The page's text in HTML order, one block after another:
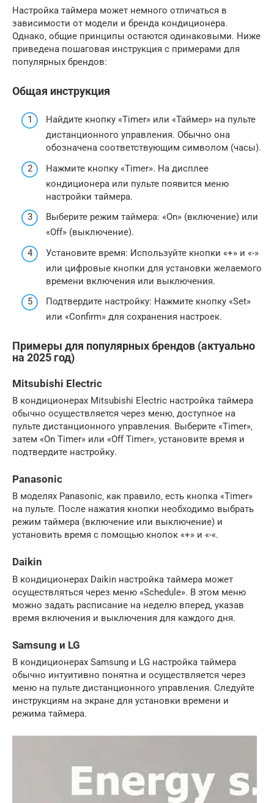
Настройка таймера может немного отличаться в
зависимости от модели и бренда кондиционера.
Однако‚ общие принципы остаются одинаковыми. Ниже
приведена пошаговая инструкция с примерами для
популярных брендов:
Общая инструкция
Найдите кнопку «Timer» или «Таймер» на пульте
дистанционного управления. Обычно она
обозначена соответствующим символом (часы).
Нажмите кнопку «Timer». На дисплее
кондиционера или пульте появится меню
настройки таймера.
Выберите режим таймера: «On» (включение) или
«Off» (выключение).
Установите время: Используйте кнопки «+» и «-»
или цифровые кнопки для установки желаемого
времени включения или выключения.
Подтвердите настройку: Нажмите кнопку «Set»
или «Confirm» для сохранения настроек.
Примеры для популярных брендов (актуально
на 2025 год)
Mitsubishi Electric
В кондиционерах Mitsubishi Electric настройка таймера
обычно осуществляется через меню‚ доступное на
пульте дистанционного управления. Выберите «Timer»‚
затем «On Timer» или «Off Timer»‚ установите время и
подтвердите настройку.
Panasonic
В моделях Panasonic‚ как правило‚ есть кнопка «Timer»
на пульте. После нажатия кнопки необходимо выбрать
режим таймера (включение или выключение) и
установить время с помощью кнопок «+» и «-«.
Daikin
В кондиционерах Daikin настройка таймера может
осуществляться через меню «Schedule». В этом меню
можно задать расписание на неделю вперед‚ указав
время включения и выключения для каждого дня.
Samsung и LG
В кондиционерах Samsung и LG настройка таймера
обычно интуитивно понятна и осуществляется через
меню на пульте дистанционного управления. Следуйте
инструкциям на экране для установки времени и
режима таймера.